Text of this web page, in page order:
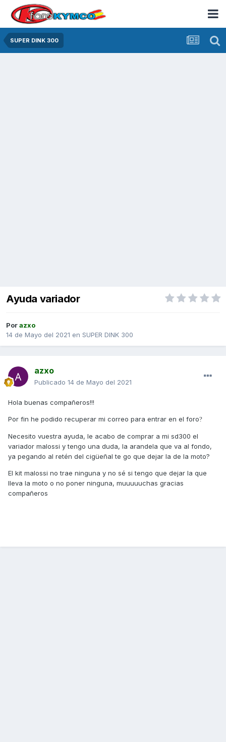
SUPER DINK 300
Ayuda variador
Porazxo
14 de Mayo del 2021 en SUPER DINK 300
azxo
Publicado 14 de Mayo del 2021
Hola buenas compañeros!!!
Por fin he podido recuperar mi correo para entrar en el foro?
Necesito vuestra ayuda, le acabo de comprar a mi sd300 el
variador malossi y tengo una duda, la arandela que va al fondo,
ya pegando al retén del cigüeñal te go que dejar la de la moto?
El kit malossi no trae ninguna y no sé si tengo que dejar la que
lleva la moto o no poner ninguna, muuuuuchas gracias
compañeros